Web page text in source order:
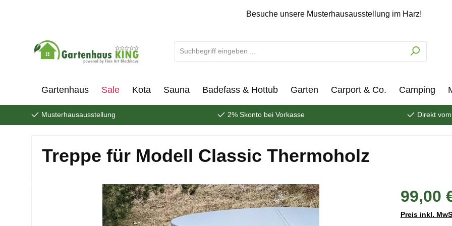
Besuche unsere Musterhausausstellung im Harz!
Gartenhaus Sale Kota Sauna Badefass & Hottub Garten Carport & Co. Camping
Musterhausausstellung 2% Skonto bei Vorkasse Direkt
Treppe für Modell Classic Thermoholz
Bildergalerie überspringen 99,00
Preis inkl.